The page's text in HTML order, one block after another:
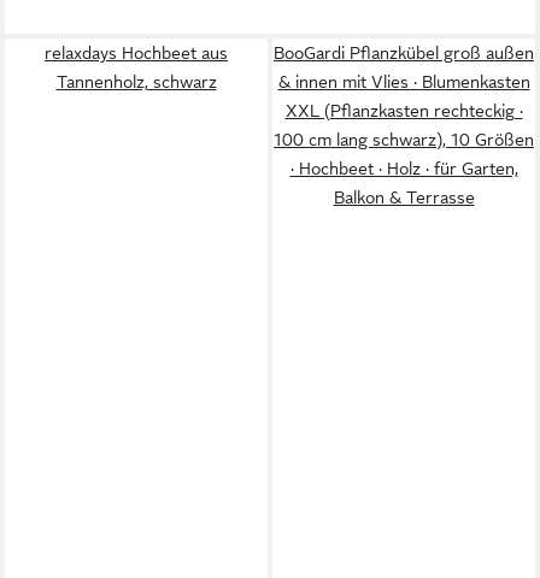
relaxdays Hochbeet aus
Tannenholz, schwarz
BooGardi Pflanzkübel groß außen
& innen mit Vlies · Blumenkasten
XXL (Pflanzkasten rechteckig ·
100 cm lang schwarz), 10 Größen
· Hochbeet · Holz · für Garten,
Balkon & Terrasse